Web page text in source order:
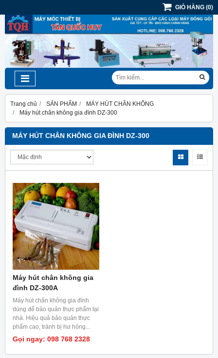
GIỎ HÀNG (0)
Trang chủ SẢN PHẨM
MÁY HÚT CHÂN KHÔNG
Máy hút chân không gia đình DZ-300
MÁY HÚT CHÂN KHÔNG GIA ĐÌNH DZ-300
Máy hút chân không gia
đình DZ-300A
Máy hút chân không gia đình
dùng để bảo quản thực phẩm tại
nhà. Hiệu quả bảo quản thực
phẩm cao, tránh bị hư hỏng...
Gọi ngay: 098 768 2328